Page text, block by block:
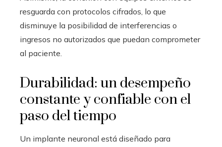
resguarda con protocolos cifrados, lo que
disminuye la posibilidad de interferencias o
ingresos no autorizados que puedan comprometer
al paciente.
Durabilidad: un desempeño
constante y confiable con el
paso del tiempo
Un implante neuronal está diseñado para